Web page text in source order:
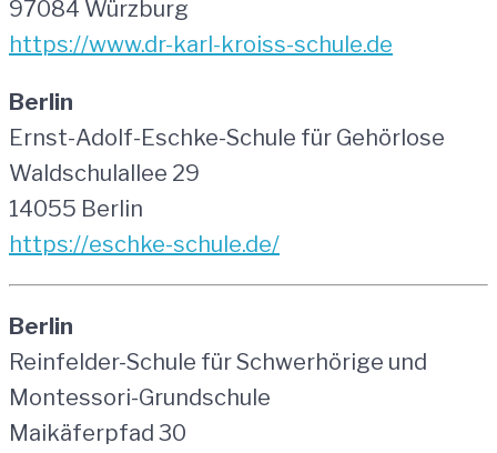
97084 Würzburg
https://www.dr-karl-kroiss-schule.de
Berlin
Ernst-Adolf-Eschke-Schule für Gehörlose
Waldschulallee 29
14055 Berlin
https://eschke-schule.de/
Berlin
Reinfelder-Schule für Schwerhörige und
Montessori-Grundschule
Maikäferpfad 30